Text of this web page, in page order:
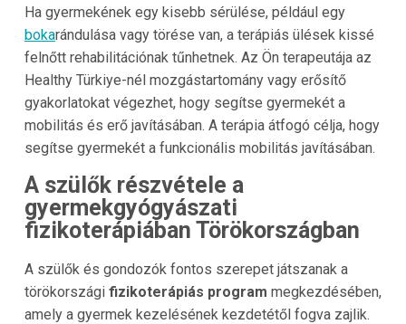
Ha gyermekének egy kisebb sérülése, például egy
bokarándulása vagy törése van, a terápiás ülések kissé
felnőtt rehabilitációnak tűnhetnek. Az Ön terapeutája az
Healthy Türkiye-nél mozgástartomány vagy erősítő
gyakorlatokat végezhet, hogy segítse gyermekét a
mobilitás és erő javításában. A terápia átfogó célja, hogy
segítse gyermekét a funkcionális mobilitás javításában.
A szülők részvétele a
gyermekgyógyászati
fizikoterápiában Törökországban
A szülők és gondozók fontos szerepet játszanak a
törökországi fizikoterápiás program megkezdésében,
amely a gyermek kezelésének kezdetétől fogva zajlik.